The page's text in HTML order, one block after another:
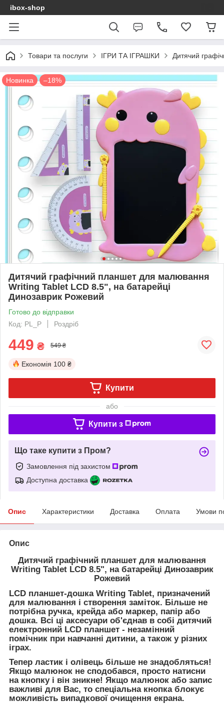
ibox-shop
Товари та послуги ІГРИ ТА ІГРАШКИ Дитячий
Новинка –18%
Дитячий графічний планшет для малювання
Writing Tablet LCD 8.5", на батарейці
Динозаврик Рожевий
Готово до відправки
Код: PL_P
Роздріб
449 ₴ 549 ₴
Економія 100 ₴
Купити
або
Купити з
Що таке купити з Пром?
Замовлення під захистом
Доступна доставка
Опис Характеристики Доставка Оплата Умови
Опис
Дитячий графічний планшет для малювання
Writing Tablet LCD 8.5", на батарейці Динозаврик
Рожевий
LCD планшет-дошка Writing Tablet, призначений
для малювання і створення заміток. Більше не
потрібна ручка, крейда або маркер, папір або
дошка. Всі ці аксесуари об'єднав в собі дитячий
електронний LCD планшет - незамінний
помічник при навчанні дитини, а також у різних
іграх.
Тепер ластик і олівець більше не знадобляться!
Якщо малюнок не сподобався, просто натисни
на кнопку і він зникне! Якщо малюнок або запис
важливі для Вас, то спеціальна кнопка блокує
можливість випадкової очищення екрана.